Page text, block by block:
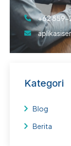
+62
Kategori
Blog
Berita